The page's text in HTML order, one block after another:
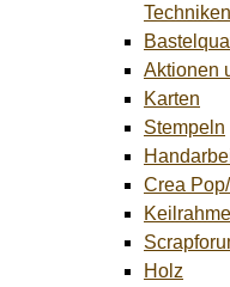
Techniken
Aktionen
Karten
Stempeln
Crea
Holz